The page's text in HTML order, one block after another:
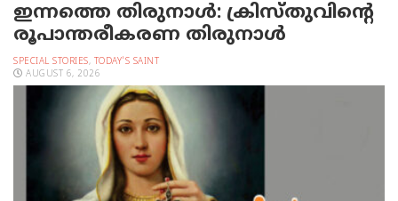
ഇന്നത്തെ തിരുനാള്‍: ക്രിസ്തുവിന്റെ
രൂപാന്തരീകരണ തിരുനാള്‍
SPECIAL STORIES, TODAY'S SAINT
AUGUST 6, 2026